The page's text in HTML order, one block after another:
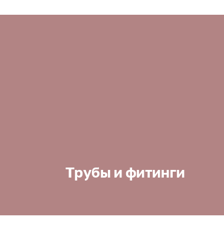
Трубы и фитинги